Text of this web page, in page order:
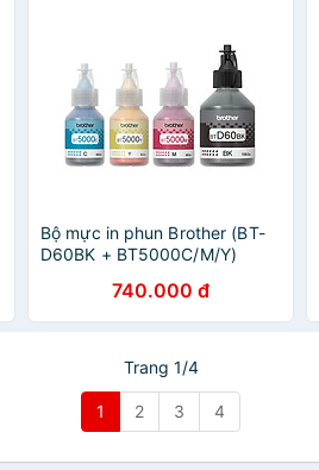
Bộ mực in phun Brother (BT-
D60BK + BT5000C/M/Y)
740.000 đ
Trang 1/4
1 2 3 4